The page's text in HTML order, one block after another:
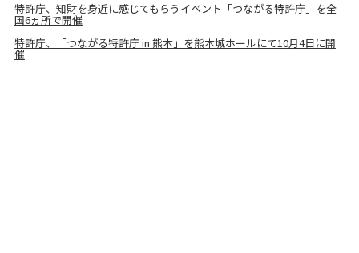
特許庁、知財を身近に感じてもらうイベント「つながる特許庁」を全
国6ヵ所で開催
特許庁、「つながる特許庁 in 熊本」を熊本城ホールにて10月4日に開
催